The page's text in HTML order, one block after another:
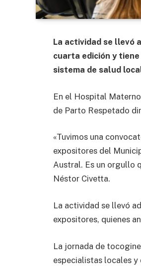
La actividad se llevó
cuarta edición y
sistema de salud
En el Hospital
de Parto Respetado
«Tuvimos una
expositores del
Austral. Es un orgullo
Néstor Civetta.
La actividad se llevó
expositores, quienes
La jornada de
especialistas locales